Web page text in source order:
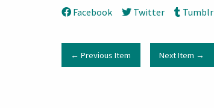
Facebook Twitter Tumblr
← Previous Item Next Item →